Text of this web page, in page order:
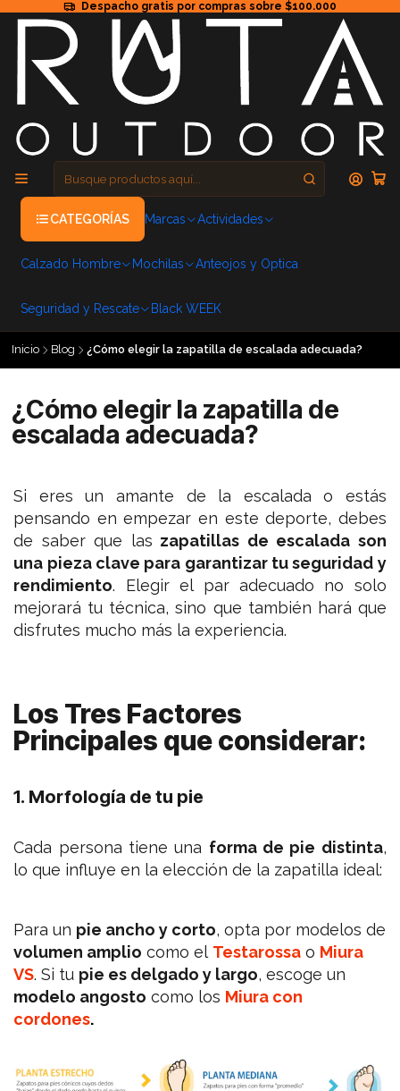
Despacho gratis por compras sobre $100.000
CATEGORÍAS Marcas Actividades
Calzado Hombre Mochilas Anteojos y Optica
Seguridad y Rescate Black WEEK
Inicio Blog ¿Cómo elegir la zapatilla de escalada adecuada?
¿Cómo elegir la zapatilla de
escalada adecuada?
Si eres un amante de la escalada o estás
pensando en empezar en este deporte, debes
de saber que las zapatillas de escalada son
una pieza clave para garantizar tu seguridad y
rendimiento. Elegir el par adecuado no solo
mejorará tu técnica, sino que también hará que
disfrutes mucho más la experiencia.
Los Tres Factores
Principales que considerar:
1. Morfología de tu pie
Cada persona tiene una forma de pie distinta,
lo que influye en la elección de la zapatilla ideal:
Para un pie ancho y corto, opta por modelos de
volumen amplio como el Testarossa o Miura
VS. Si tu pie es delgado y largo, escoge un
modelo angosto como los Miura con
cordones.